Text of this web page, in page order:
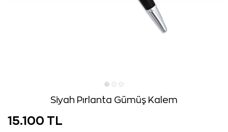
Siyah Pırlanta Gümüş Kalem
15.100 TL